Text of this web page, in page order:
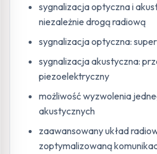
sygnalizacja optyczna i
niezależnie drogą radiową
sygnalizacja optyczna:
sygnalizacja akustyczna:
piezoelektryczny
możliwość wyzwolenia
akustycznych
zaawansowany układ
zoptymalizowaną